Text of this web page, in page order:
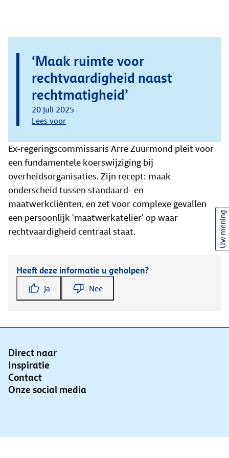
‘Maak ruimte voor
rechtvaardigheid naast
rechtmatigheid’
20 juli 2025
Lees voor
Ex-regeringscommissaris Arre Zuurmond pleit voor
een fundamentele koerswijziging bij
overheidsorganisaties. Zijn recept: maak
onderscheid tussen standaard- en
maatwerkcliënten, en zet voor complexe gevallen
een persoonlijk 'maatwerkatelier' op waar
rechtvaardigheid centraal staat.
Heeft deze informatie u geholpen?
Ja Nee
Direct naar
Inspiratie
Contact
Onze social media
Uw mening